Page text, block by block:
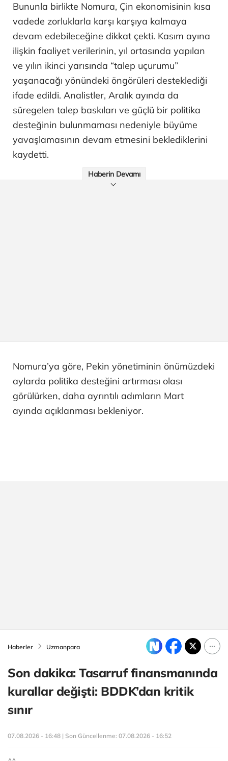
Bununla birlikte Nomura, Çin ekonomisinin kısa
vadede zorluklarla karşı karşıya kalmaya
devam edebileceğine dikkat çekti. Kasım ayına
ilişkin faaliyet verilerinin, yıl ortasında yapılan
ve yılın ikinci yarısında “talep uçurumu”
yaşanacağı yönündeki öngörüleri desteklediği
ifade edildi. Analistler, Aralık ayında da
süregelen talep baskıları ve güçlü bir politika
desteğinin bulunmaması nedeniyle büyüme
yavaşlamasının devam etmesini beklediklerini
kaydetti.
Haberin Devamı
Nomura’ya göre, Pekin yönetiminin önümüzdeki
aylarda politika desteğini artırması olası
görülürken, daha ayrıntılı adımların Mart
ayında açıklanması bekleniyor.
Haberler Uzmanpara
Son dakika: Tasarruf finansmanında
kurallar değişti: BDDK’dan kritik
sınır
07.08.2026 - 16:48 | Son Güncellenme: 07.08.2026 - 16:52